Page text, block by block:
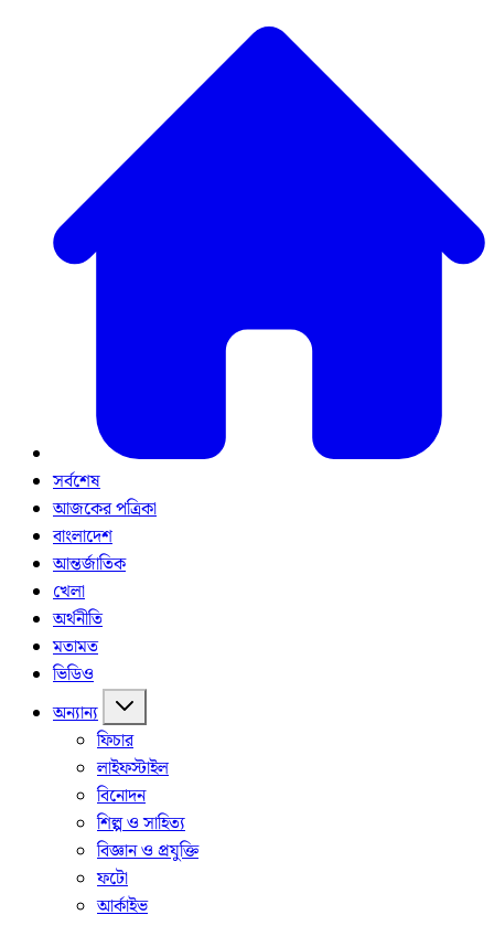
সর্বশেষ
আজকের পত্রিকা
বাংলাদেশ
আন্তর্জাতিক
খেলা
অর্থনীতি
মতামত
ভিডিও
অন্যান্য
ফিচার
লাইফস্টাইল
বিনোদন
শিল্প ও সাহিত্য
বিজ্ঞান ও প্রযুক্তি
ফটো
আর্কাইভ